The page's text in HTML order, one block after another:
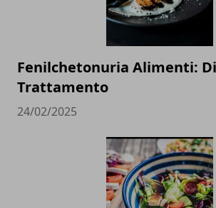
Fenilchetonuria Alimenti:
Trattamento
24/02/2025